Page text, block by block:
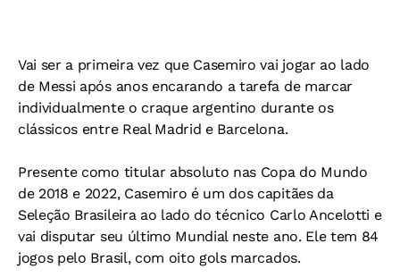
Vai ser a primeira vez que Casemiro vai jogar ao lado
de Messi após anos encarando a tarefa de marcar
individualmente o craque argentino durante os
clássicos entre Real Madrid e Barcelona.
Presente como titular absoluto nas Copa do Mundo
de 2018 e 2022, Casemiro é um dos capitães da
Seleção Brasileira ao lado do técnico Carlo Ancelotti e
vai disputar seu último Mundial neste ano. Ele tem 84
jogos pelo Brasil, com oito gols marcados.